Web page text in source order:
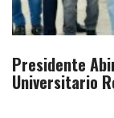
Presidente
Universitario